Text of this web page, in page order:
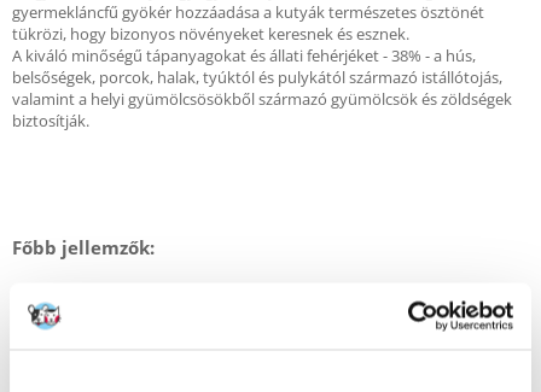
gyermekláncfű gyökér hozzáadása a kutyák természetes ösztönét
tükrözi, hogy bizonyos növényeket keresnek és esznek.
A kiváló minőségű tápanyagokat és állati fehérjéket - 38% - a hús,
belsőségek, porcok, halak, tyúktól és pulykától származó istállótojás,
valamint a helyi gyümölcsösökből származó gyümölcsök és zöldségek
biztosítják.
Főbb jellemzők:
38% fehérje